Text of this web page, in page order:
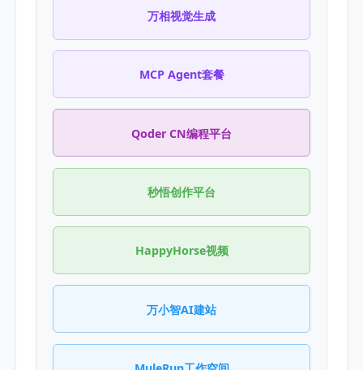
万相视觉生成
MCP Agent套餐
Qoder CN编程平台
秒悟创作平台
HappyHorse视频
万小智AI建站